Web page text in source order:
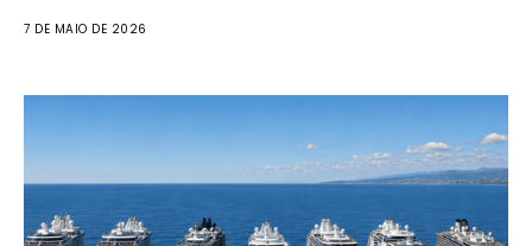
7 DE MAIO DE 2026